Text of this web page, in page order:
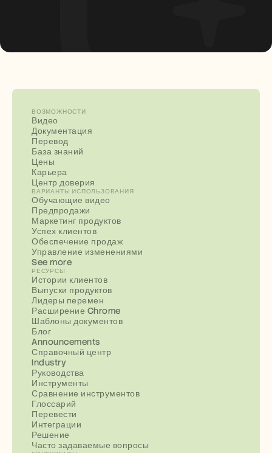
ВОЗМОЖНОСТИ
Видео
Документация
Перевод
База знаний
Цены
Карьера
Центр доверия
ВАРИАНТЫ ИСПОЛЬЗОВАНИЯ
Обучающие видео
Предпродажи
Маркетинг продуктов
Успех клиентов
Обеспечение продаж
Управление изменениями
See more
РЕСУРСЫ
Истории клиентов
Выпуски продуктов
Лидеры перемен
Расширение Chrome
Шаблоны документов
Блог
Announcements
Справочный центр
Industry
Руководства
Инструменты
Сравнение инструментов
Глоссарий
Перевести
Интеграции
Решение
Часто задаваемые вопросы